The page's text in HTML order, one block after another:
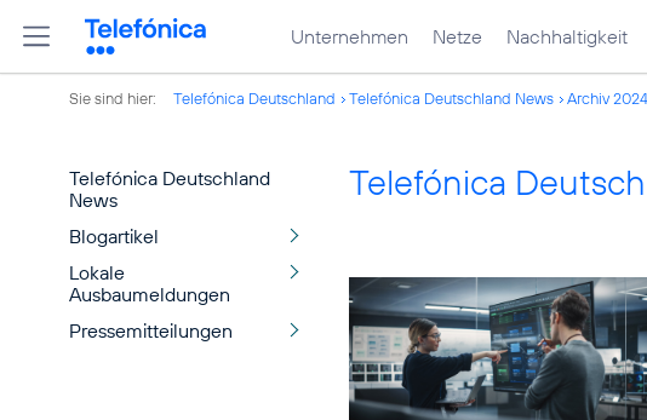
Unternehmen Netze Nachhaltigkeit
Sie sind hier: Telefónica Deutschland Telefónica Deutschland News Archiv 2024
Telefónica Deutschland
News
Blogartikel
Lokale
Ausbaumeldungen
Pressemitteilungen
Telefónica